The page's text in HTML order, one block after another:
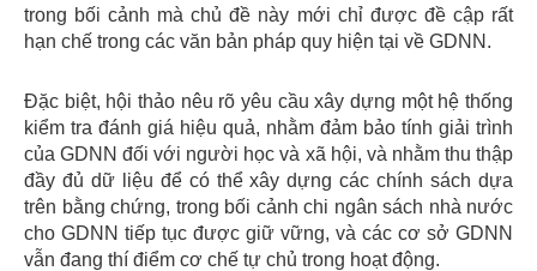
trong bối cảnh mà chủ đề này mới chỉ được đề cập rất
hạn chế trong các văn bản pháp quy hiện tại về GDNN.
Đặc biệt, hội thảo nêu rõ yêu cầu xây dựng một hệ thống
kiểm tra đánh giá hiệu quả, nhằm đảm bảo tính giải trình
của GDNN đối với người học và xã hội, và nhằm thu thập
đầy đủ dữ liệu để có thể xây dựng các chính sách dựa
trên bằng chứng, trong bối cảnh chi ngân sách nhà nước
cho GDNN tiếp tục được giữ vững, và các cơ sở GDNN
vẫn đang thí điểm cơ chế tự chủ trong hoạt động.